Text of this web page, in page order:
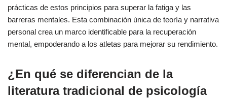
prácticas de estos principios para superar la fatiga y las
barreras mentales. Esta combinación única de teoría y narrativa
personal crea un marco identificable para la recuperación
mental, empoderando a los atletas para mejorar su rendimiento.
¿En qué se diferencian de la
literatura tradicional de psicología